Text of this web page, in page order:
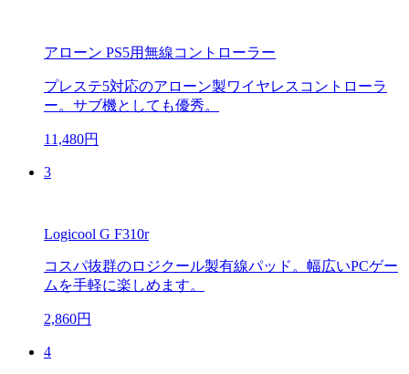
アローン PS5用無線コントローラー
プレステ5対応のアローン製ワイヤレスコントローラ
ー。サブ機としても優秀。
11,480円
3
Logicool G F310r
コスパ抜群のロジクール製有線パッド。幅広いPCゲー
ムを手軽に楽しめます。
2,860円
4